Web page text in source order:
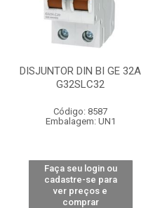
DISJUNTOR DIN BI GE 32A
G32SLC32
Código: 8587
Embalagem: UN1
Faça seu login ou
cadastre-se para
ver preços e
comprar